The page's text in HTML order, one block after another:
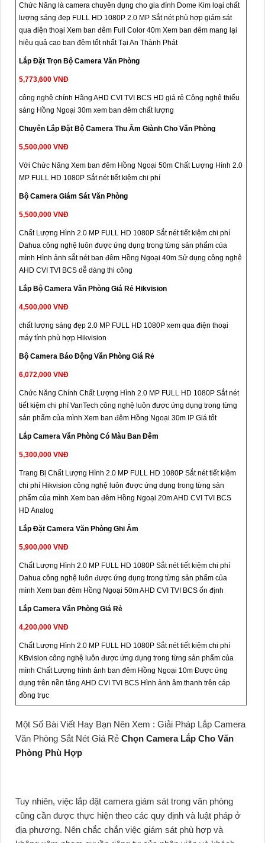
Chức Năng là camera chuyên dụng cho gia đình Dome Kim loại chất
lượng sáng đẹp FULL HD 1080P 2.0 MP Sắt nét phù hợp giám sát
qua điện thoại Xem ban đêm Full Color 40m Xem ban đêm mang lại
hiệu quả cao ban đêm tốt nhất Tại An Thành Phát
Lắp Đặt Trọn Bộ Camera Văn Phòng
5,773,600 VNĐ
công nghệ chính Hãng AHD CVI TVI BCS HD giá rẻ Công nghệ thiếu
sáng Hồng Ngoại 30m xem ban đêm chất lượng
Chuyên Lắp Đặt Bộ Camera Thu Âm Giành Cho Văn Phòng
5,500,000 VNĐ
Với Chức Năng Xem ban đêm Hồng Ngoại 50m Chất Lượng Hình 2.0
MP FULL HD 1080P Sắt nét tiết kiệm chi phí
Bộ Camera Giám Sát Văn Phòng
5,500,000 VNĐ
Chất Lượng Hình 2.0 MP FULL HD 1080P Sắt nét tiết kiệm chi phí
Dahua công nghệ luôn được ứng dụng trong từng sản phẩm của
mình Hình ảnh sắt nét ban đêm Hồng Ngoại 40m Sử dụng công nghệ
AHD CVI TVI BCS dễ dàng thi công
Lắp Bộ Camera Văn Phòng Giá Rẻ Hikvision
4,500,000 VNĐ
chất lượng sáng đẹp 2.0 MP FULL HD 1080P xem qua điện thoại
máy tính phù hợp Hikvision
Bộ Camera Báo Động Văn Phòng Giá Rẻ
6,072,000 VNĐ
Chức Năng Chính Chất Lượng Hình 2.0 MP FULL HD 1080P Sắt nét
tiết kiệm chi phí VanTech công nghệ luôn được ứng dụng trong từng
sản phẩm của mình Xem ban đêm Hồng Ngoại 30m IP Giá tốt
Lắp Camera Văn Phòng Có Màu Ban Đêm
5,300,000 VNĐ
Trang Bị Chất Lượng Hình 2.0 MP FULL HD 1080P Sắt nét tiết kiệm
chi phí Hikvision công nghệ luôn được ứng dụng trong từng sản
phẩm của mình Xem ban đêm Hồng Ngoại 20m AHD CVI TVI BCS
HD Analog
Lắp Đặt Camera Văn Phòng Ghi Âm
5,900,000 VNĐ
Chất Lượng Hình 2.0 MP FULL HD 1080P Sắt nét tiết kiệm chi phí
Dahua công nghệ luôn được ứng dụng trong từng sản phẩm của
mình Xem ban đêm Hồng Ngoại 50m AHD CVI TVI BCS ổn định
Lắp Camera Văn Phòng Giá Rẻ
4,200,000 VNĐ
Chất Lượng Hình 2.0 MP FULL HD 1080P Sắt nét tiết kiệm chi phí
KBvision công nghệ luôn được ứng dụng trong từng sản phẩm của
mình Chất Lượng hình ảnh ban đêm Hồng Ngoại 10m Được ứng
dụng trên nền tảng AHD CVI TVI BCS Hình ảnh âm thanh trên cáp
đồng trục
Một Số Bài Viết Hay Bạn Nên Xem : Giải Pháp Lắp Camera
Văn Phòng Sắt Nét Giá Rẻ Chọn Camera Lắp Cho Văn
Phòng Phù Hợp
Tuy nhiên, việc lắp đặt camera giám sát trong văn phòng
cũng cần được thực hiện theo các quy định và luật pháp ở
địa phương. Nên chắc chắn việc giám sát phù hợp và